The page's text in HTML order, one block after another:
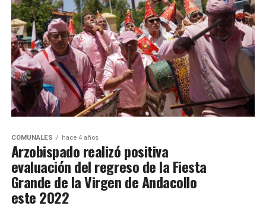
COMUNALES hace 4 años
Arzobispado realizó positiva
evaluación del regreso de la Fiesta
Grande de la Virgen de Andacollo
este 2022